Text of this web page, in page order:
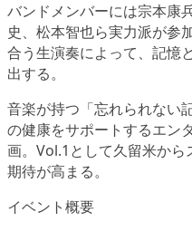
バンドメンバーには宗本康
史、松本智也ら実力派が参
合う生演奏によって、記憶
出する。
音楽が持つ「忘れられない
の健康をサポートするエン
画。Vol.1として久留米か
期待が高まる。
イベント概要